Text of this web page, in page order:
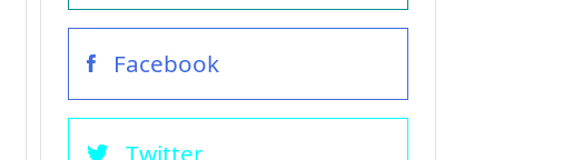
Facebook
Twitter